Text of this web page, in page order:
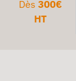
Dès300€
HT